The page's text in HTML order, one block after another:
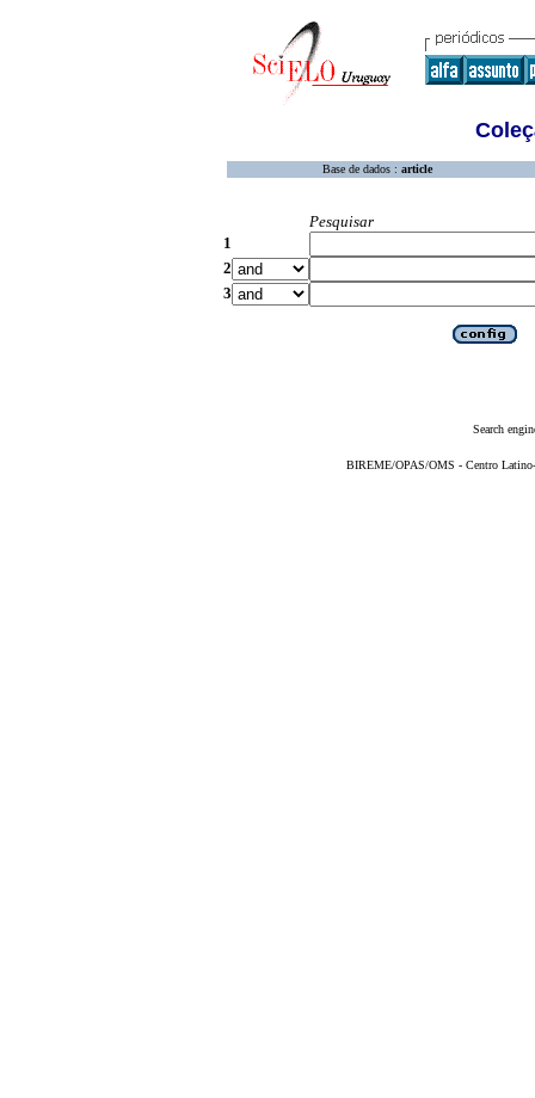
Base de dados : article
Pesquisar
1
2
3
Search
BIREME/OPAS/OMS - Centro Latino-